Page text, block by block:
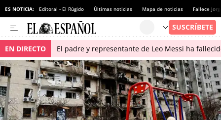
ES NOTICIA: Editoral - El Rúgido Últimas noticias Mapa de noticias Fallece
EN DIRECTO El padre y representante de Leo Messi ha